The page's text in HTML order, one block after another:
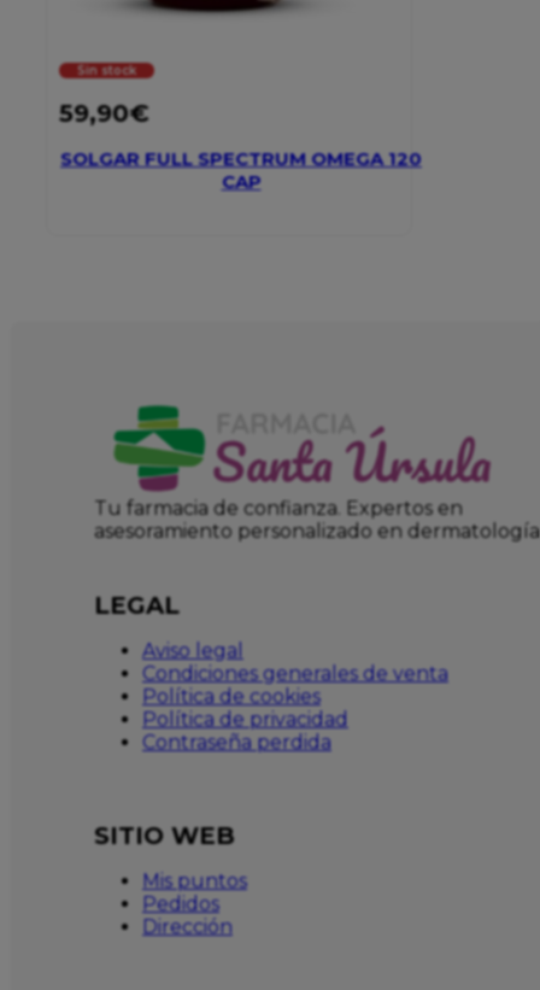
Sin stock
59,90€
SOLGAR FULL SPECTRUM OMEGA 120
CAP
Tu farmacia de confianza. Expertos en
asesoramiento personalizado en dermatología
LEGAL
Aviso legal
Condiciones generales de venta
Política de cookies
Política de privacidad
Contraseña perdida
SITIO WEB
Mis puntos
Pedidos
Dirección